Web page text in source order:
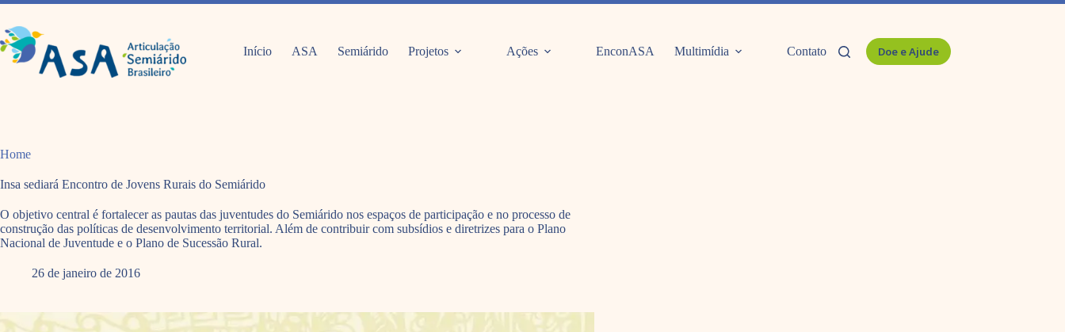
Pular
o
conteúdo
Início ASA Semiárido Projetos Ações EnconASA Multimídia Contato Doe e Ajude
Home
Insa sediará Encontro de Jovens Rurais do Semiárido
O objetivo central é fortalecer as pautas das juventudes do Semiárido nos espaços de participação e no processo de
construção das políticas de desenvolvimento territorial. Além de contribuir com subsídios e diretrizes para o Plano
Nacional de Juventude e o Plano de Sucessão Rural.
26 de janeiro de 2016